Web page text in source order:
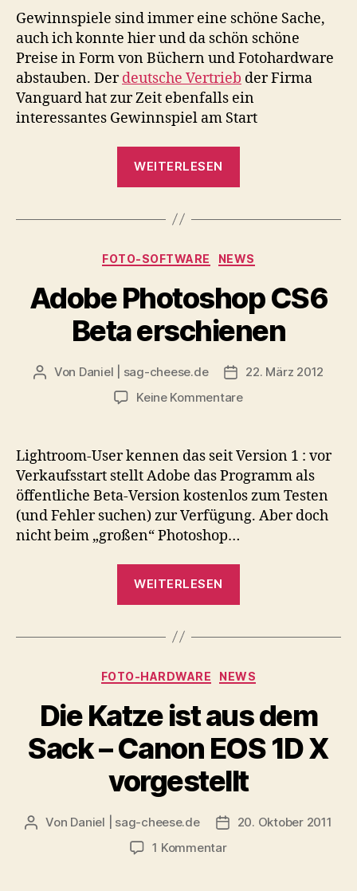
zu
gewinnen
Gewinnspiele sind immer eine schöne Sache,
auch ich konnte hier und da schön schöne
Preise in Form von Büchern und Fotohardware
abstauben. Derdeutsche Vertrieb der Firma
Vanguard hat zur Zeit ebenfalls ein
interessantes Gewinnspiel am Start
WEITERLESEN
gewinnen“
Kategorien
FOTO-SOFTWARE NEWS
Adobe Photoshop CS6
Beta erschienen
Beitragsautor
Von Daniel | sag-cheese.de Beitragsdatum
22. März 2012
Keine Kommentarezu
CS6
erschienen
Lightroom-User kennen das seit Version 1 : vor
Verkaufsstart stellt Adobe das Programm als
öffentliche Beta-Version kostenlos zum Testen
(und Fehler suchen) zur Verfügung. Aber doch
nicht beim „großen“ Photoshop…
WEITERLESEN
Beta
Kategorien
FOTO-HARDWARE NEWS
Die Katze ist aus dem
Sack – Canon EOS 1D X
vorgestellt
Beitragsautor
Von Daniel | sag-cheese.de Beitragsdatum
20. Oktober 2011
1 Kommentarzu